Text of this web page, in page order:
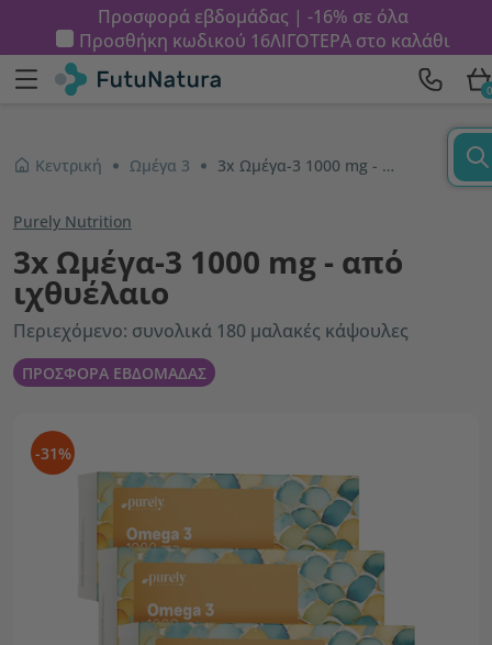
Προσφορά εβδομάδας | -16% σε όλα
Προσθήκη κωδικού 16ΛΙΓΟΤΕΡΑστο καλάθι
0
Κεντρική Ωμέγα 3 3x Ωμέγα-3 1000 mg - από ιχθυέλαιο
Purely Nutrition
3x Ωμέγα-3 1000 mg - από
ιχθυέλαιο
Περιεχόμενο: συνολικά 180 μαλακές κάψουλες
ΠΡΟΣΦΟΡΑ ΕΒΔΟΜΑΔΑΣ
-31%